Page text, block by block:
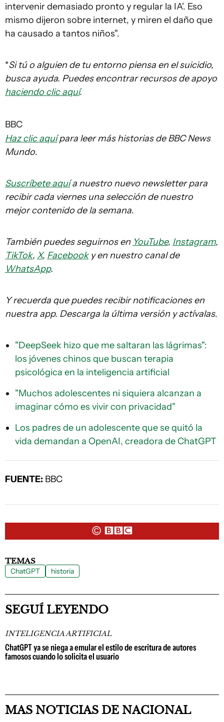
intervenir demasiado pronto y regular la IA'. Eso
mismo dijeron sobre internet, y miren el daño que
ha causado a tantos niños".
*Si tú o alguien de tu entorno piensa en el suicidio,
busca ayuda. Puedes encontrar recursos de apoyo
haciendo clic aquí.
BBC
Haz clic aquípara leer más historias de BBC News
Mundo.
Suscríbete aquía nuestro nuevo newsletter para
recibir cada viernes una selección de nuestro
mejor contenido de la semana.
También puedes seguirnos en YouTube, Instagram,
TikTok, X, Facebooky en nuestro canal de
WhatsApp.
Y recuerda que puedes recibir notificaciones en
nuestra app. Descarga la última versión y actívalas.
"DeepSeek hizo que me saltaran las lágrimas":
los jóvenes chinos que buscan terapia
psicológica en la inteligencia artificial
"Muchos adolescentes ni siquiera alcanzan a
imaginar cómo es vivir con privacidad"
Los padres de un adolescente que se quitó la
vida demandan a OpenAI, creadora de ChatGPT
FUENTE: BBC
TEMAS
ChatGPT historia
SEGUÍ LEYENDO
INTELIGENCIA ARTIFICIAL
ChatGPT ya se niega a emular el estilo de escritura de autores
famosos cuando lo solicita el usuario
MAS NOTICIAS DE NACIONAL